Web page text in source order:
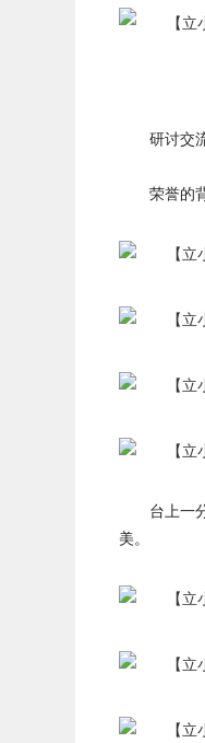
研讨交
荣誉的
台上一
美。